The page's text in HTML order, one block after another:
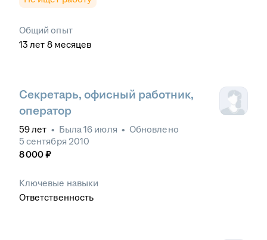
Общий опыт
13 лет 8 месяцев
Секретарь, офисный работник,
оператор
59лет • Была16 июля • Обновлено
5 сентября 2010
8 000 ₽
Ключевые навыки
Ответственность